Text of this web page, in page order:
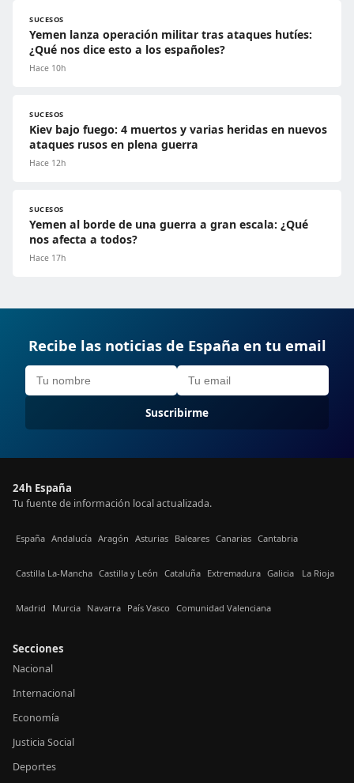
SUCESOS
Yemen lanza operación militar tras ataques hutíes:
¿Qué nos dice esto a los españoles?
Hace 10h
SUCESOS
Kiev bajo fuego: 4 muertos y varias heridas en nuevos
ataques rusos en plena guerra
Hace 12h
SUCESOS
Yemen al borde de una guerra a gran escala: ¿Qué
nos afecta a todos?
Hace 17h
Recibe las noticias de España en tu email
Suscribirme
24h España
Tu fuente de información local actualizada.
España Andalucía Aragón Asturias Baleares Canarias Cantabria
Castilla La-Mancha Castilla y León Cataluña Extremadura Galicia La Rioja
Madrid Murcia Navarra País Vasco Comunidad Valenciana
Secciones
Nacional
Internacional
Economía
Justicia Social
Deportes